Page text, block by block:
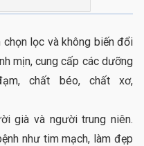
lọc và không biến đổi
mịn, cung cấp các dưỡng
chất béo, chất xơ,
già và người trung niên.
như tim mạch, làm đẹp